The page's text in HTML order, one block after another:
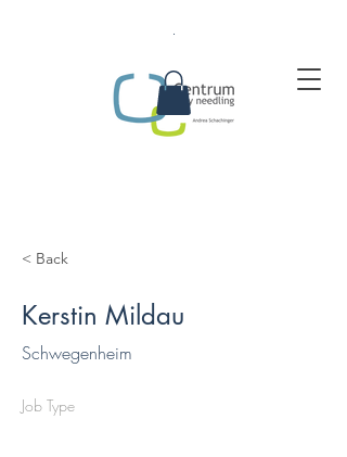
.
< Back
Kerstin Mildau
Schwegenheim
Job Type